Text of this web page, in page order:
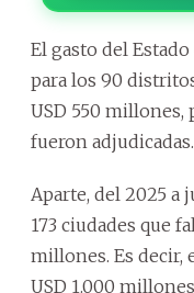
El gasto del
para los 90
USD 550 millones,
fueron adjudicadas.
Aparte, del 2025 a
173 ciudades que
millones. Es decir,
USD 1.000